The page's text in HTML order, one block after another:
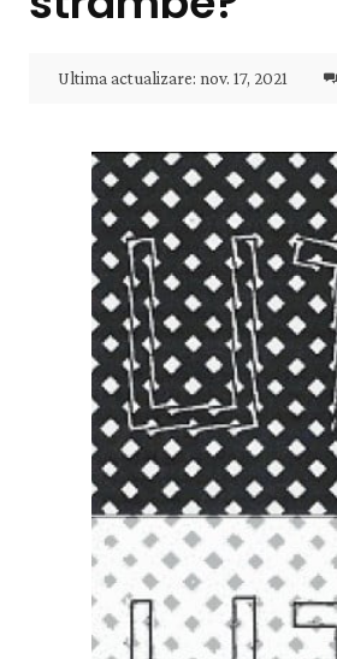
Ultima actualizare: nov. 17, 2021